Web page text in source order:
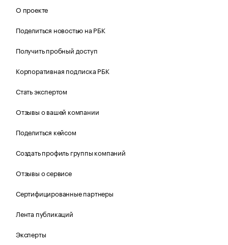
О проекте
Поделиться новостью на РБК
Получить пробный доступ
Корпоративная подписка РБК
Стать экспертом
Отзывы о вашей компании
Поделиться кейсом
Создать профиль группы компаний
Отзывы о сервисе
Сертифицированные партнеры
Лента публикаций
Эксперты